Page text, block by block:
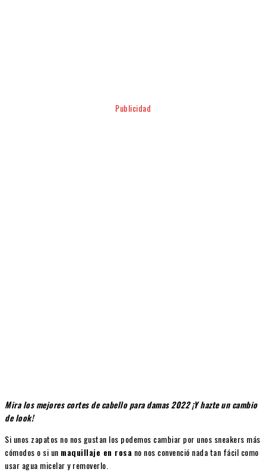
Publicidad
Mira los mejores cortes de cabello para damas 2022 ¡Y hazte un cambio
de look!
Si unos zapatos no nos gustan los podemos cambiar por unos sneakers más
cómodos o si un maquillaje en rosa no nos convenció nada tan fácil como
usar agua micelar y removerlo.